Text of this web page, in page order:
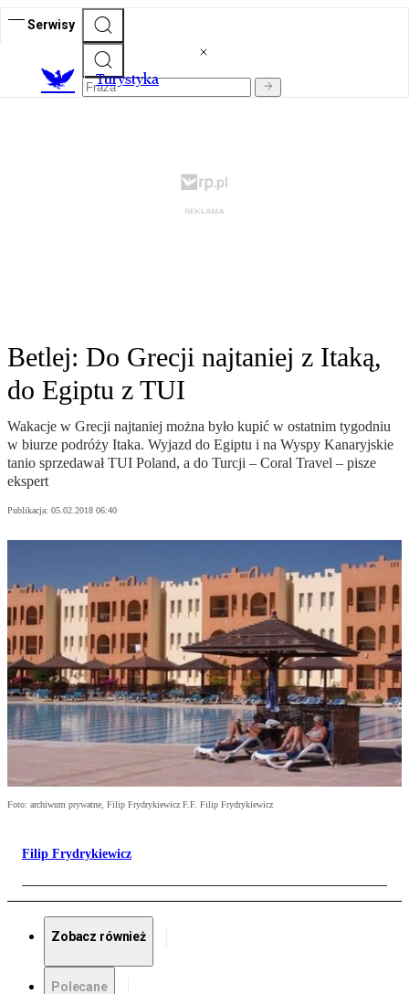
Serwisy
Turystyka
Betlej: Do Grecji najtaniej z Itaką,
do Egiptu z TUI
Wakacje w Grecji najtaniej można było kupić w ostatnim tygodniu
w biurze podróży Itaka. Wyjazd do Egiptu i na Wyspy Kanaryjskie
tanio sprzedawał TUI Poland, a do Turcji – Coral Travel – pisze
ekspert
Publikacja: 05.02.2018 06:40
Foto: archiwum prywatne, Filip Frydrykiewicz F.F. Filip Frydrykiewicz
Filip Frydrykiewicz
Zobacz również
Polecane